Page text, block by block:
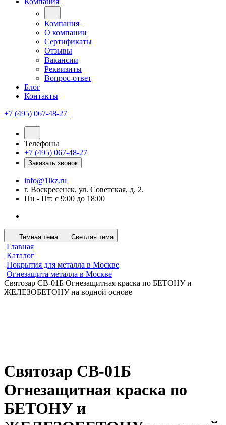
Компания
О компании
Сертификаты
Отзывы
Вакансии
Реквизиты
Вопрос-ответ
Блог
Контакты
+7 (495) 067-48-27
Телефоны
+7 (495) 067-48-27
Заказать звонок
info@1lkz.ru
г. Воскресенск, ул. Советская, д. 2.
Пн - Пт: с 9:00 до 18:00
Темная тема Светлая тема
Главная
Каталог
Покрытия для металла в Москве
Огнезащита металла в Москве
Святозар СВ-01Б Огнезащитная краска по БЕТОНУ и
ЖЕЛЕЗОБЕТОНУ на водной основе
Святозар СВ-01Б
Огнезащитная краска по
БЕТОНУ и